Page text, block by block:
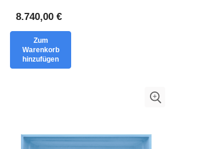
8.740,00 €
Zum
Warenkorb
hinzufügen